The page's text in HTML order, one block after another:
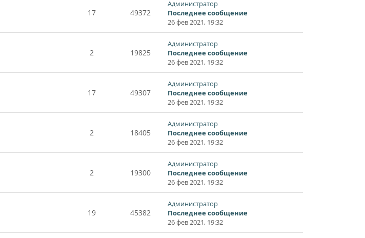
17 49372
Администратор
Последнее сообщение
26 фев 2021, 19:32
2 19825
Администратор
Последнее сообщение
26 фев 2021, 19:32
17 49307
Администратор
Последнее сообщение
26 фев 2021, 19:32
2 18405
Администратор
Последнее сообщение
26 фев 2021, 19:32
2 19300
Администратор
Последнее сообщение
26 фев 2021, 19:32
19 45382
Администратор
Последнее сообщение
26 фев 2021, 19:32